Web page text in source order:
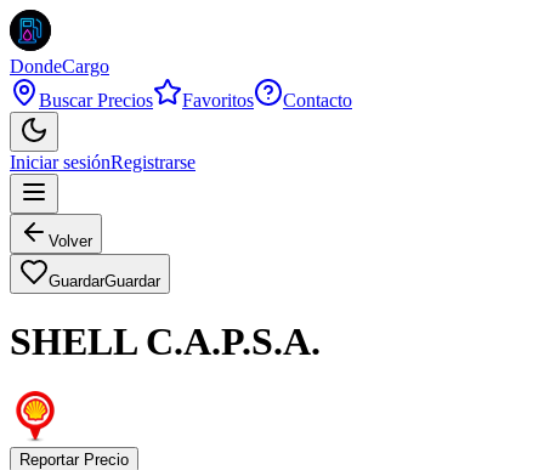
DondeCargo
Buscar Precios
Favoritos Contacto
Iniciar sesiónRegistrarse
Volver
GuardarGuardar
SHELL C.A.P.S.A.
Reportar Precio